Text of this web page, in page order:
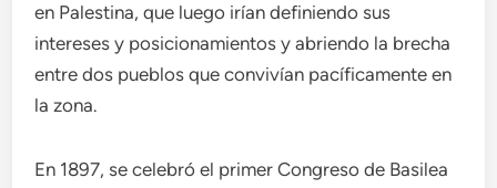
en Palestina, que luego irían definiendo sus
intereses y posicionamientos y abriendo la brecha
entre dos pueblos que convivían pacíficamente en
la zona.
En 1897, se celebró el primer Congreso de Basilea